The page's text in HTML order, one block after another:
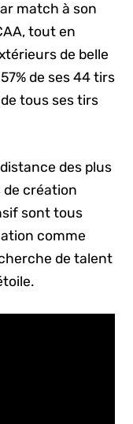
match à son
tout en
de belle
de ses 44 tirs
tous ses tirs
des plus
de création
sont tous
comme
de talent